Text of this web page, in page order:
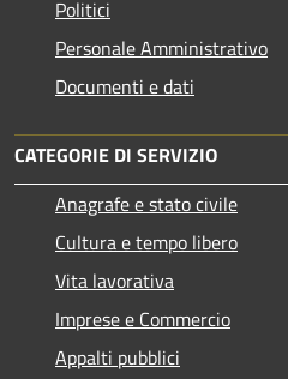
Politici
Personale Amministrativo
Documenti e dati
CATEGORIE DI SERVIZIO
Anagrafe e stato civile
Cultura e tempo libero
Vita lavorativa
Imprese e Commercio
Appalti pubblici